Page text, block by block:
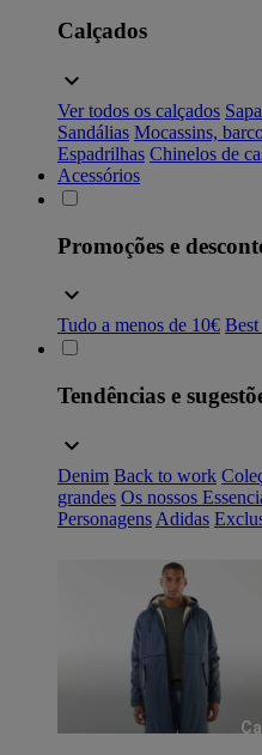
Calçados
Ver todos os calçados
Sandálias Mocassins,
Espadrilhas Chinelos de
Acessórios
Promoções e
Tudo a menos de 10€ Best
Tendências e
Denim Back to work
grandes Os nossos
Personagens Adidas